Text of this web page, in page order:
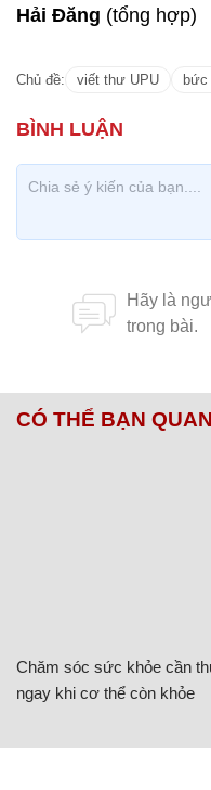
Hải Đăng (tổng hợp)
Chủ đề: viết thư UPU bức
CÓ THỂ BẠN
Chăm sóc sức khỏe cần
ngay khi cơ thể còn khỏe